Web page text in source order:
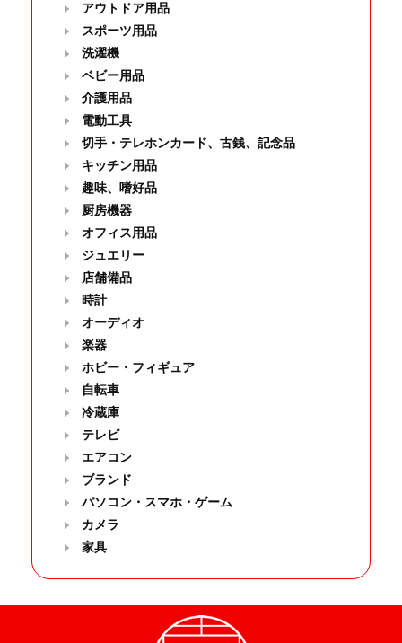
アウトドア用品
スポーツ用品
洗濯機
ベビー用品
介護用品
電動工具
切手・テレホンカード、古銭、記念品
キッチン用品
趣味、嗜好品
厨房機器
オフィス用品
ジュエリー
店舗備品
時計
オーディオ
楽器
ホビー・フィギュア
自転車
冷蔵庫
テレビ
エアコン
ブランド
パソコン・スマホ・ゲーム
カメラ
家具